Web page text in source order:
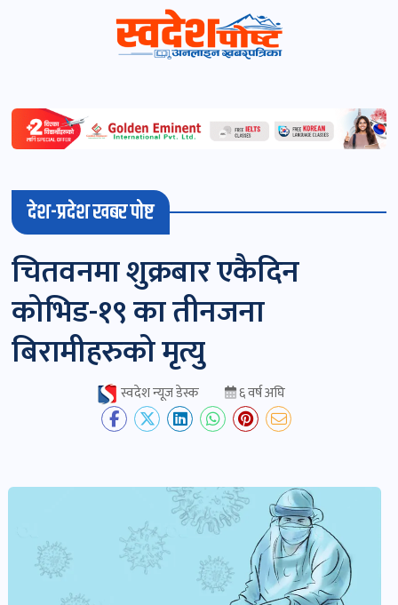
विशेष
माडी
(स्थानीय)
खबर
पोष्ट
चितवन
खबर
विकास-
देश-प्रदेश खबर पोष्ट
चितवनमा शुक्रबार एकैदिन
कोभिड-१९ का तीनजना
बिरामीहरुको मृत्यु
स्वदेश न्यूज डेस्क ६ वर्ष अघि